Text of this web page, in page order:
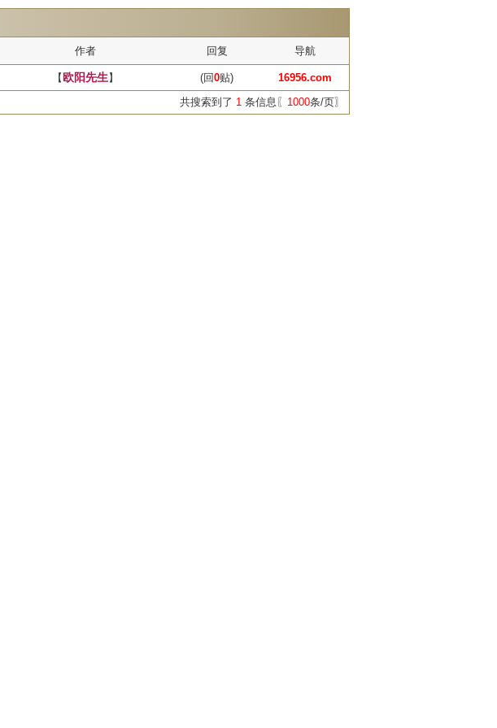
作者 回复 导航
【 欧阳先生】 (回0贴)
16956.com
共搜索到了 1 条信息〖 1000条/页〗